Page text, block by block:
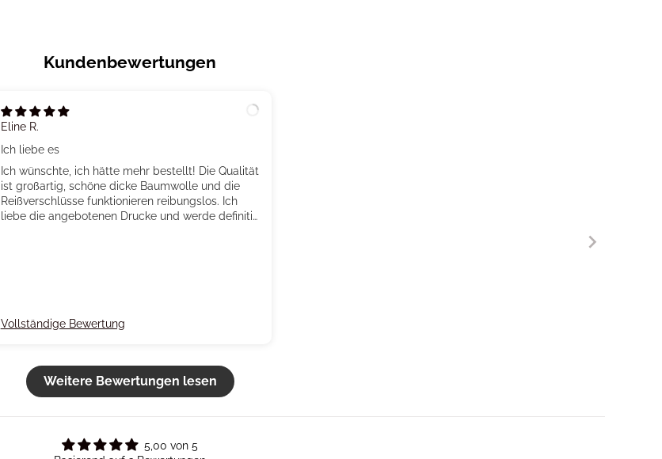
Kundenbewertungen
Eline R.
Ich liebe es
Ich wünschte, ich hätte mehr bestellt! Die Qualität
ist großartig, schöne dicke Baumwolle und die
Reißverschlüsse funktionieren reibungslos. Ich
liebe die angebotenen Drucke und werde definitiv
Vollständige Bewertung
Weitere Bewertungen lesen
5,00 von 5